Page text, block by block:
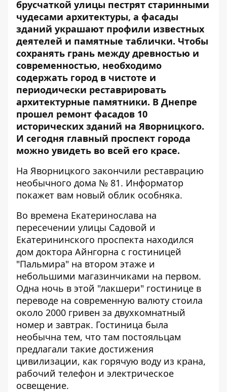
брусчаткой улицы пестрят старинными
чудесами архитектуры, а фасады
зданий украшают профили известных
деятелей и памятные таблички. Чтобы
сохранять грань между древностью и
современностью, необходимо
содержать город в чистоте и
периодически реставрировать
архитектурные памятники. В Днепре
прошел ремонт фасадов 10
исторических зданий на Яворницкого.
И сегодня главный проспект города
можно увидеть во всей его красе.
На Яворницкого закончили реставрацию
необычного дома № 81. Информатор
покажет вам новый облик особняка.
Во времена Екатеринослава на
пересечении улицы Садовой и
Екатерининского проспекта находился
дом доктора Айнгорна с гостиницей
"Пальмира" на втором этаже и
небольшими магазинчиками на первом.
Одна ночь в этой "лакшери" гостинице в
переводе на современную валюту стоила
около 2000 гривен за двухкомнатный
номер и завтрак. Гостиница была
необычна тем, что там постояльцам
предлагали такие достижения
цивилизации, как горячую воду из крана,
рабочий телефон и электрическое
освещение.